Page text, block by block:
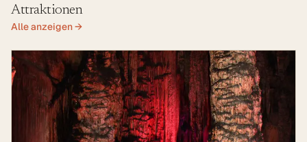
Attraktionen
Alle anzeigen →